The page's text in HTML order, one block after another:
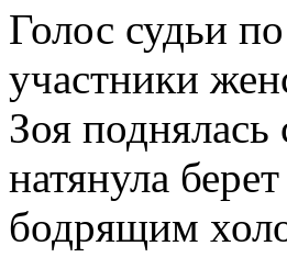
Голос судьи
участники
Зоя
натянула
бодрящим